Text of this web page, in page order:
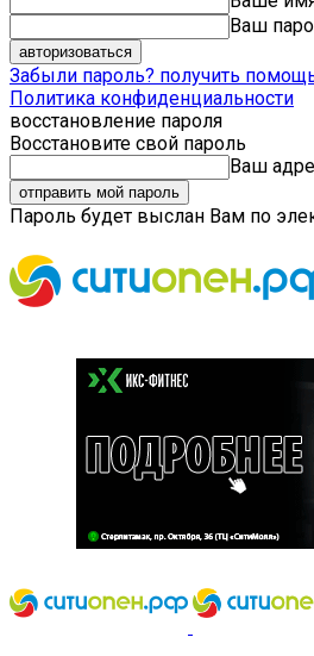
Ваш
Забыли пароль? получить
Политика конфиденциальности
восстановление пароля
Восстановите свой пароль
Ваш
Пароль будет выслан Вам по